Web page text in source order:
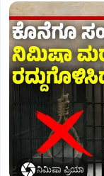
ನಿಮಿಷಾ ಪ್ರಿಯಾ